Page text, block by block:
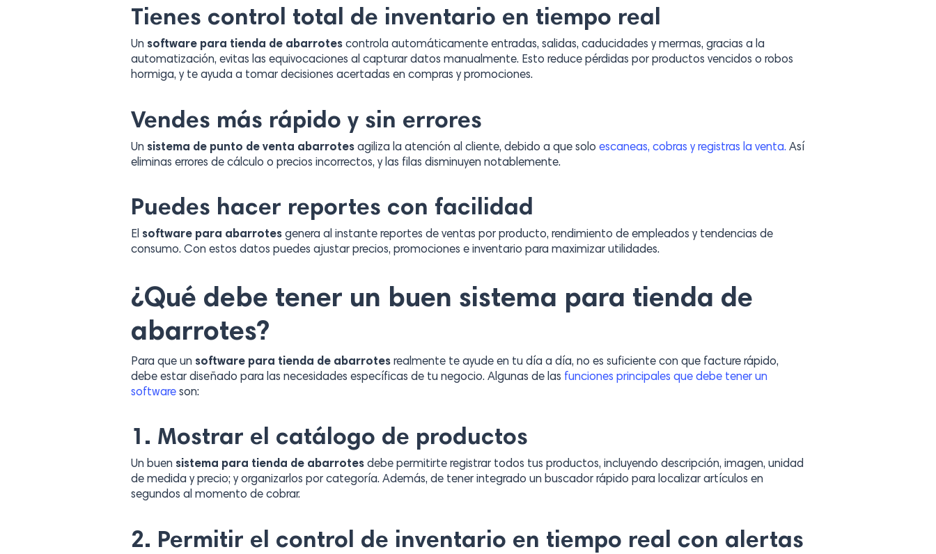
Tienes control total de inventario en tiempo real
Un software para tienda de abarrotes controla automáticamente entradas, salidas, caducidades y mermas, gracias a la
automatización, evitas las equivocaciones al capturar datos manualmente. Esto reduce pérdidas por productos vencidos o robos
hormiga, y te ayuda a tomar decisiones acertadas en compras y promociones.
Vendes más rápido y sin errores
Un sistema de punto de venta abarrotes agiliza la atención al cliente, debido a que solo escaneas, cobras y registras la venta. Así
eliminas errores de cálculo o precios incorrectos, y las filas disminuyen notablemente.
Puedes hacer reportes con facilidad
El software para abarrotes genera al instante reportes de ventas por producto, rendimiento de empleados y tendencias de
consumo. Con estos datos puedes ajustar precios, promociones e inventario para maximizar utilidades.
¿Qué debe tener un buen sistema para tienda de
abarrotes?
Para que un software para tienda de abarrotes realmente te ayude en tu día a día, no es suficiente con que facture rápido,
debe estar diseñado para las necesidades específicas de tu negocio. Algunas de las funciones principales que debe tener un
software son:
1. Mostrar el catálogo de productos
Un buen sistema para tienda de abarrotes debe permitirte registrar todos tus productos, incluyendo descripción, imagen, unidad
de medida y precio; y organizarlos por categoría. Además, de tener integrado un buscador rápido para localizar artículos en
segundos al momento de cobrar.
2. Permitir el control de inventario en tiempo real con alertas